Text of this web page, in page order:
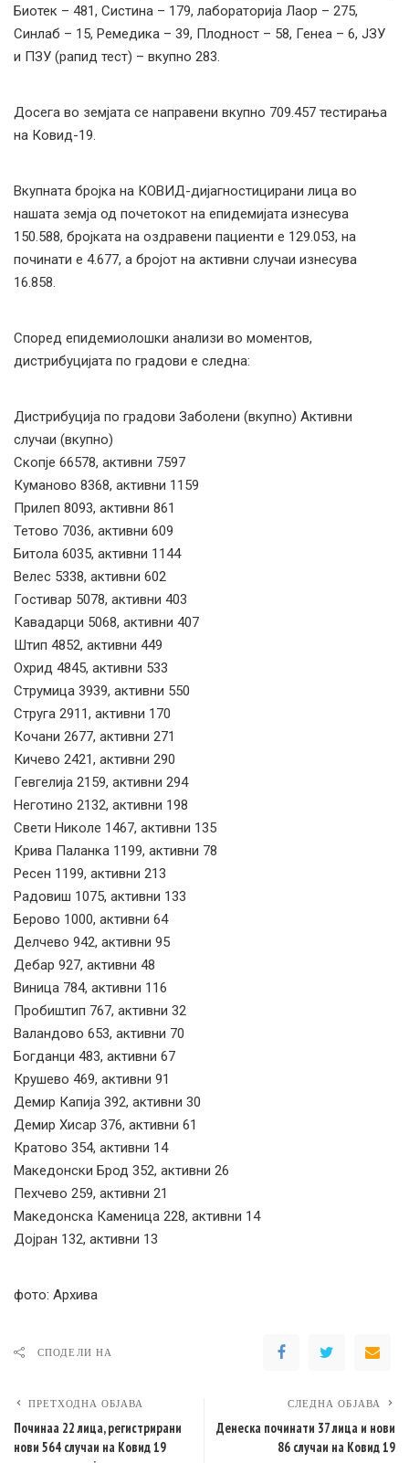
Биотек – 481, Систина – 179, лабораторија Лаор – 275,
Синлаб – 15, Ремедика – 39, Плодност – 58, Генеа – 6, ЈЗУ
и ПЗУ (рапид тест) – вкупно 283.
Досега во земјата се направени вкупно 709.457 тестирања
на Ковид-19.
Вкупната бројка на КОВИД-дијагностицирани лица во
нашата земја од почетокот на епидемијата изнесува
150.588, бројката на оздравени пациенти е 129.053, на
починати е 4.677, а бројот на активни случаи изнесува
16.858.
Според епидемиолошки анализи во моментов,
дистрибуцијата по градови е следна:
Дистрибуција по градови Заболени (вкупно) Активни
случаи (вкупно)
Скопје 66578, активни 7597
Куманово 8368, активни 1159
Прилеп 8093, активни 861
Тетово 7036, активни 609
Битола 6035, активни 1144
Велес 5338, активни 602
Гостивар 5078, активни 403
Кавадарци 5068, активни 407
Штип 4852, активни 449
Охрид 4845, активни 533
Струмица 3939, активни 550
Струга 2911, активни 170
Кочани 2677, активни 271
Кичево 2421, активни 290
Гевгелија 2159, активни 294
Неготино 2132, активни 198
Свети Николе 1467, активни 135
Крива Паланка 1199, активни 78
Ресен 1199, активни 213
Радовиш 1075, активни 133
Берово 1000, активни 64
Делчево 942, активни 95
Дебар 927, активни 48
Виница 784, активни 116
Пробиштип 767, активни 32
Валандово 653, активни 70
Богданци 483, активни 67
Крушево 469, активни 91
Демир Капија 392, активни 30
Демир Хисар 376, активни 61
Кратово 354, активни 14
Македонски Брод 352, активни 26
Пехчево 259, активни 21
Македонска Каменица 228, активни 14
Дојран 132, активни 13
фото: Архива
СПОДЕЛИ НА
ПРЕТХОДНА ОБЈАВА
Починаа 22 лица, регистрирани
нови 564 случаи на Ковид 19
СЛЕДНА ОБЈАВА
Денеска починати 37 лица и нови
86 случаи на Ковид 19